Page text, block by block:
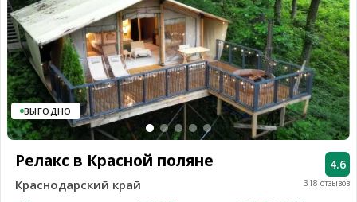
ВЫГОДНО
318 отзывов
4.6
Релакс в Красной поляне
Краснодарский край